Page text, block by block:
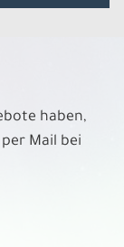
haben,
Mail bei